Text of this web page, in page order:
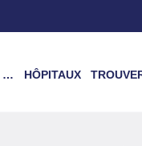
HÔPITAUX TROUVER UN